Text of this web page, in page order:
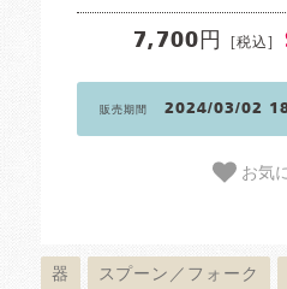
7,700円 [税込]
販売期間 2024/03/02
お気
器 スプーン／フォーク